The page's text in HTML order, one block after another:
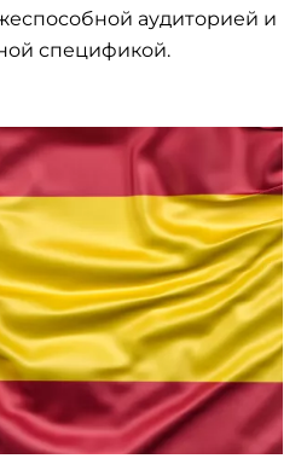
аудиторией и
спецификой.